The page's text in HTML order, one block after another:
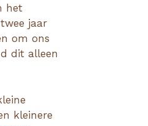
het
jaar
om ons
dit alleen
kleinere